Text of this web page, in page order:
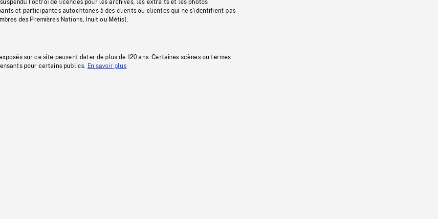
l’octroi de licences pour les archives, les extraits et les photos
et participantes autochtones à des clients ou clientes qui ne s’identifient pas
des Premières Nations, Inuit ou Métis).
sur ce site peuvent dater de plus de 120 ans. Certaines scènes ou termes
pour certains publics.
En savoir plus